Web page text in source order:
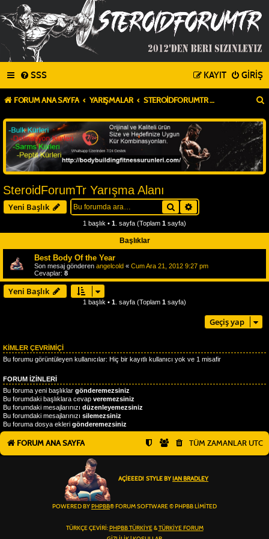
SSS GIRIŞ
KAYIT
FORUM ANA SAYFA YARIŞMALAR STEROIDFORUMTR YARIŞMA ALANI
SteroidForumTr Yarışma Alanı
Yeni Başlık Ara
1 başlık • 1 . sayfa (Toplam 1 sayfa)
Başlıklar
Best Body Of the Year
Son mesaj gönderen angelcold « Cum Ara 21, 2012 9:27 pm
Cevaplar: 8
Yeni Başlık
1 başlık • 1 . sayfa (Toplam 1 sayfa)
Geçiş yap
KIMLER ÇEVRIMIÇI
Bu forumu görüntüleyen kullanıcılar: Hiç bir kayıtlı kullanıcı yok ve 1 misafir
FORUM IZINLERI
Bu foruma yeni başlıklar gönderemezsiniz
Bu forumdaki başlıklara cevap veremezsiniz
Bu forumdaki mesajlarınızı düzenleyemezsiniz
Bu forumdaki mesajlarınızı silemezsiniz
Bu foruma dosya ekleri gönderemezsiniz
FORUM ANA SAYFA TÜM ZAMANLAR UTC
AÇIEEED! STYLE BY IAN BRADLEY
POWERED BY PHPBB® FORUM SOFTWARE © PHPBB LIMITED
TÜRKÇE ÇEVIRI: PHPBB TÜRKIYE& TÜRKIYE FORUM